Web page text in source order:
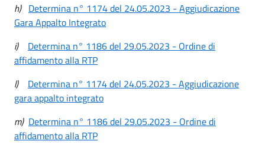
h) Determina n° 1174 del 24.05.2023 - Aggiudicazione
Gara Appalto Integrato
i)
Determina n° 1186 del 29.05.2023 - Ordine di
affidamento alla RTP
l)
Determina n° 1174 del 24.05.2023 - Aggiudicazione
gara appalto integrato
m) Determina n° 1186 del 29.05.2023 - Ordine di
affidamento alla RTP